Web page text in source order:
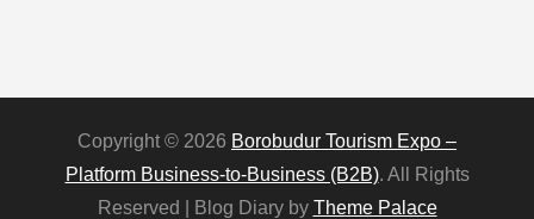
Copyright © 2026 Borobudur Tourism Expo –
Platform Business‑to‑Business (B2B). All Rights
Reserved | Blog Diary by Theme Palace